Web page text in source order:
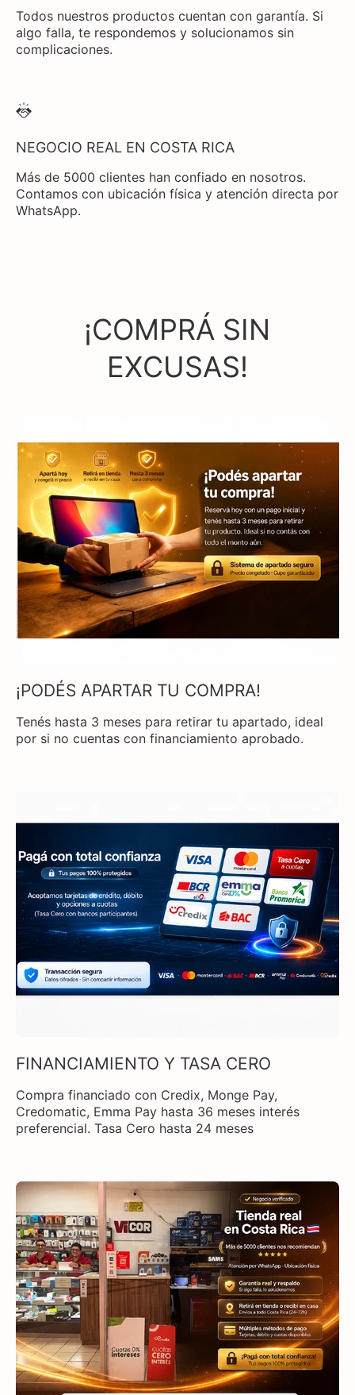
Todos nuestros productos cuentan con garantía. Si
algo falla, te respondemos y solucionamos sin
complicaciones.
NEGOCIO REAL EN COSTA RICA
Más de 5000 clientes han confiado en nosotros.
Contamos con ubicación física y atención directa por
WhatsApp.
¡COMPRÁ SIN
EXCUSAS!
¡PODÉS APARTAR TU COMPRA!
Tenés hasta 3 meses para retirar tu apartado, ideal
por si no cuentas con financiamiento aprobado.
FINANCIAMIENTO Y TASA CERO
Compra financiado con Credix, Monge Pay,
Credomatic, Emma Pay hasta 36 meses interés
preferencial. Tasa Cero hasta 24 meses